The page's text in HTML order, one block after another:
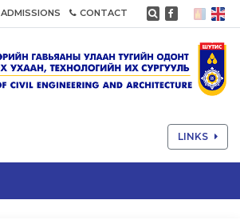
ADMISSIONS CONTACT
LINKS